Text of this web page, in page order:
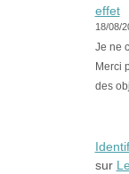
effet
18/08/
Je ne
Merci
des
sur